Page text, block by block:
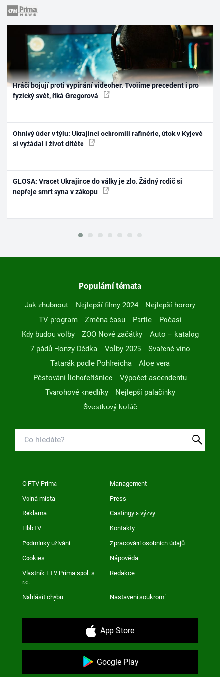
Hráči bojují proti vypínání videoher. Tvoříme precedent i pro
fyzický svět, říká Gregorová
Ohnivý úder v týlu: Ukrajinci ochromili rafinérie, útok v Kyjevě
si vyžádal i život dítěte
GLOSA: Vracet Ukrajince do války je zlo. Žádný rodič si
nepřeje smrt syna v zákopu
Populární témata
Jak zhubnout Nejlepší filmy 2024
Nejlepší horory
TV program
Změna času Partie
Počasí
Kdy budou volby
ZOO Nové začátky
Auto – katalog
7 pádů Honzy Dědka
Volby 2025
Svařené víno
Tatarák podle Pohlreicha
Aloe vera
Pěstování lichořeřišnice
Výpočet ascendentu
Tvarohové knedlíky
Nejlepší palačinky
Švestkový koláč
O FTV Prima Management
Volná místa Press
Reklama Castingy a výzvy
HbbTV Kontakty
Podmínky užívání Zpracování osobních údajů
Cookies Nápověda
Vlastník FTV Prima spol. s
r.o.
Redakce
Nahlásit chybu Nastavení soukromí
App Store
Google Play